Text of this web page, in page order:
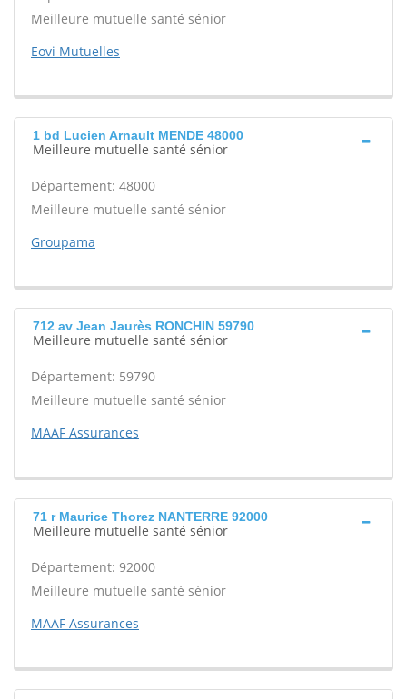
Meilleure mutuelle santé sénior
Eovi Mutuelles
1 bd Lucien Arnault MENDE 48000
Meilleure mutuelle santé sénior
Département: 48000
Meilleure mutuelle santé sénior
Groupama
712 av Jean Jaurès RONCHIN 59790
Meilleure mutuelle santé sénior
Département: 59790
Meilleure mutuelle santé sénior
MAAF Assurances
71 r Maurice Thorez NANTERRE 92000
Meilleure mutuelle santé sénior
Département: 92000
Meilleure mutuelle santé sénior
MAAF Assurances